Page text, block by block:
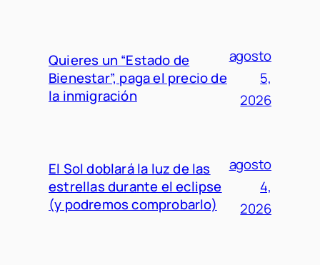
Quieres un “Estado de
Bienestar”, paga el precio de
la inmigración
agosto
5,
2026
El Sol doblará la luz de las
estrellas durante el eclipse
(y podremos comprobarlo)
agosto
4,
2026